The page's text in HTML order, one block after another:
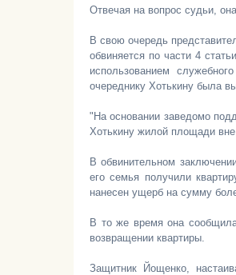
Отвечая на вопрос судьи,
В свою очередь
обвиняется по части 4
использованием
очереднику Хотькину была
"На основании заведомо
Хотькину жилой площади
В обвинительном
его семья получили
нанесен ущерб на сумму
В то же время она
возвращении квартиры.
Защитник Йощенко,